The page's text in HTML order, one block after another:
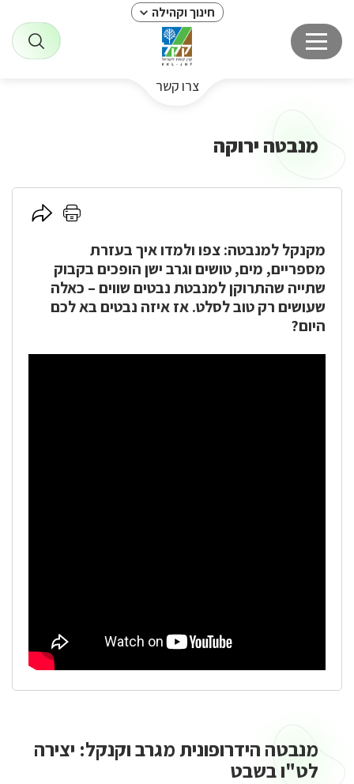
חינוך וקהילה
צרו קשר
מנבטה ירוקה
לחץ
לחץ
מקנקל למנבטה: צפו ולמדו איך בעזרת
מספריים, מים, טושים וגרב ישן הופכים בקבוק
שתייה שהתרוקן למנבטת נבטים שווים– כאלה
שעושים רק טוב לסלט. אז איזה נבטים בא לכם
היום?
מנבטה
הידרופונית
מנבטה הידרופונית מגרב וקנקל: יצירה
לט"ו בשבט